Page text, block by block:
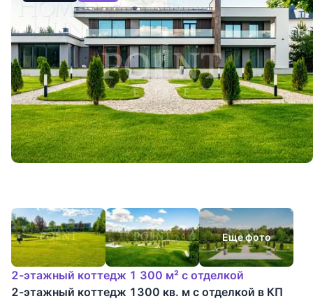
Еще фото
2-этажный коттедж 1 300 м² с отделкой
2-этажный коттедж 1300 кв. м с отделкой в КП